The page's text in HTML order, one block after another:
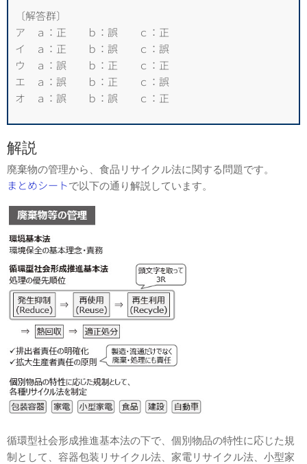
〔解答群〕
ア ａ：正 ｂ：誤 ｃ：正
イ ａ：正 ｂ：誤 ｃ：誤
ウ ａ：誤 ｂ：正 ｃ：正
エ ａ：誤 ｂ：正 ｃ：誤
オ ａ：誤 ｂ：誤 ｃ：正
解説
廃棄物の管理から、食品リサイクル法に関する問題です。
まとめシートで以下の通り解説しています。
循環型社会形成推進基本法の下で、個別物品の特性に応じた規
制として、容器包装リサイクル法、 家電リサイクル法、小型家